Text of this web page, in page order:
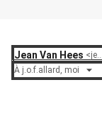
Jean Van Hees <jean.vanhees36@skynet.be
À j.o.f.allard , moi